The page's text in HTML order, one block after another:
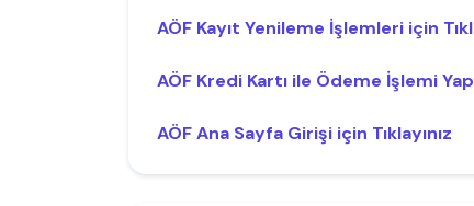
AÖF Kayıt Yenileme İşlemleri için
AÖF Kredi Kartı ile Ödeme İşlemi
AÖF Ana Sayfa Girişi için Tıklayınız